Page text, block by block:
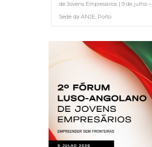
de Jovens Empresários | 9 de julho –
Sede da ANJE, Porto